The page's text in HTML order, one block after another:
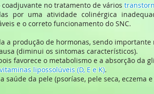
coadjuvante no tratamento de vários
por uma atividade colinérgica
e o correto funcionamento do SNC.
a produção de hormonas, sendo
(diminui os sintomas característicos).
favorece o metabolismo e a absorção da
vitaminas lipossolúveis (D, E e K).
saúde da pele (psoríase, pele seca, eczema